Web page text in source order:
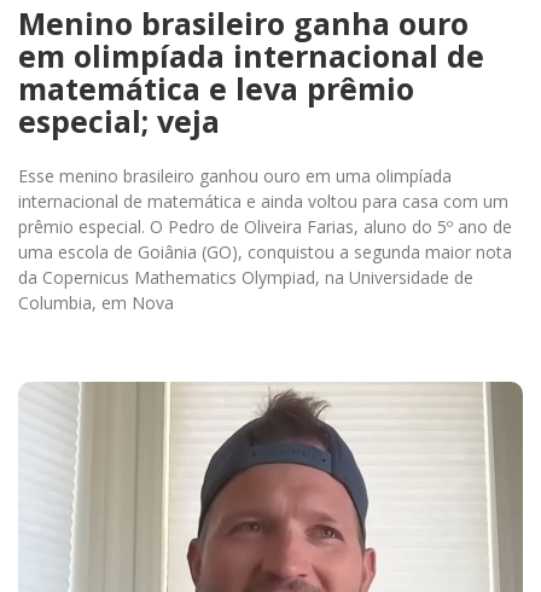
Menino brasileiro ganha ouro
em olimpíada internacional de
matemática e leva prêmio
especial; veja
Esse menino brasileiro ganhou ouro em uma olimpíada
internacional de matemática e ainda voltou para casa com um
prêmio especial. O Pedro de Oliveira Farias, aluno do 5º ano de
uma escola de Goiânia (GO), conquistou a segunda maior nota
da Copernicus Mathematics Olympiad, na Universidade de
Columbia, em Nova